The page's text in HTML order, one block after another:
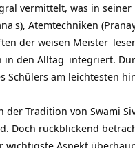
vermittelt, was in
s), Atemtechniken (
der weisen Meister
in den Alltag integriert.
Schülers am leichtesten
der Tradition von Swami
Doch rückblickend